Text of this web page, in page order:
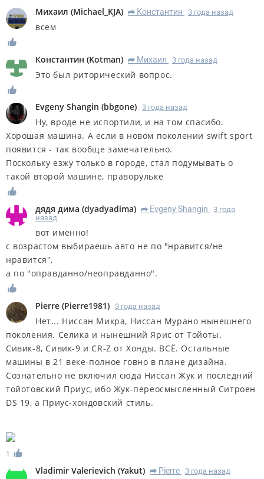
Михаил (Michael_KJA) R Константин 3 года назад
всем
Константин (Kotman) R Михаил 3 года назад
Это был риторический вопрос.
Evgeny Shangin (bbgone) 3 года назад
Ну, вроде не испортили, и на том спасибо.
Хорошая машина. А если в новом поколении swift sport
появится - так вообще замечательно.
Поскольку езжу только в городе, стал подумывать о
такой второй машине, праворульке
дядя дима (dyadyadima) R Evgeny Shangin
3 года
назад
вот именно!
с возрастом выбираешь авто не по "нравится/не
нравится",
а по "оправданно/неоправданно".
Pierre (Pierre1981) 3 года назад
Нет... Ниссан Микра, Ниссан Мурано нынешнего
поколения. Селика и нынешний Ярис от Тойоты.
Сивик-8, Сивик-9 и CR-Z от Хонды. ВСЁ. Остальные
машины в 21 веке-полное говно в плане дизайна.
Сознательно не включил сюда Ниссан Жук и последний
тойотовский Приус, ибо Жук-переосмысленный Ситроен
DS 19, а Приус-хондовский стиль.
1
Vladimir Valerievich (Yakut) R Pierre 3 года назад